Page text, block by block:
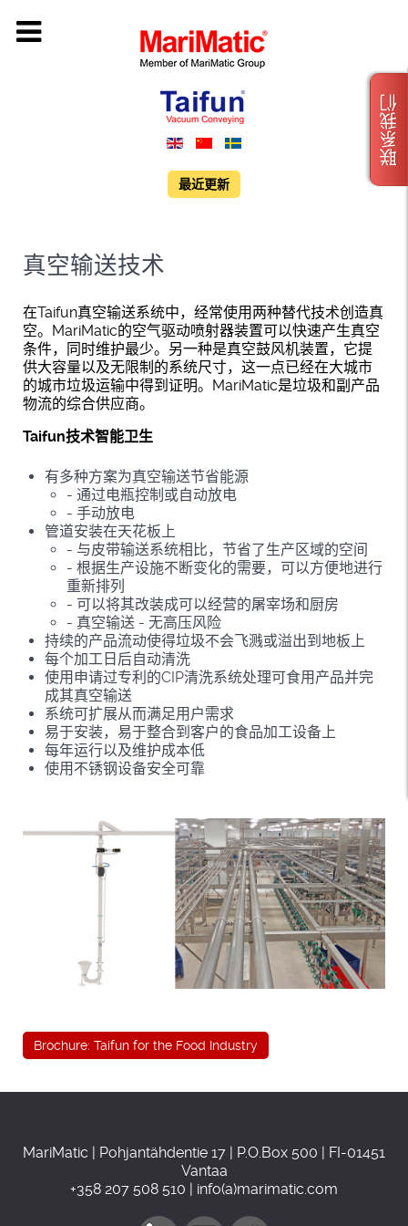
最近更新
真空输送技术
在Taifun真空输送系统中，经常使用两种替代技术创造真
空。MariMatic的空气驱动喷射器装置可以快速产生真空
条件，同时维护最少。另一种是真空鼓风机装置，它提
供大容量以及无限制的系统尺寸，这一点已经在大城市
的城市垃圾运输中得到证明。MariMatic是垃圾和副产品
物流的综合供应商。
Taifun技术智能卫生
有多种方案为真空输送节省能源
- 通过电瓶控制或自动放电
- 手动放电
管道安装在天花板上
- 与皮带输送系统相比，节省了生产区域的空间
- 根据生产设施不断变化的需要，可以方便地进行
重新排列
- 可以将其改装成可以经营的屠宰场和厨房
- 真空输送 - 无高压风险
持续的产品流动使得垃圾不会飞溅或溢出到地板上
每个加工日后自动清洗
使用申请过专利的CIP清洗系统处理可食用产品并完
成其真空输送
系统可扩展从而满足用户需求
易于安装，易于整合到客户的食品加工设备上
每年运行以及维护成本低
使用不锈钢设备安全可靠
Brochure: Taifun for the Food Industry
MariMatic | Pohjantähdentie 17 | P.O.Box 500 | FI-01451
Vantaa
+358 207 508 510 | info(a)marimatic.com
联系我们